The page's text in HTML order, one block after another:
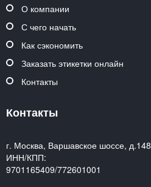
О компании
С чего начать
Как сэкономить
Заказать этикетки онлайн
Контакты
Контакты
г. Москва, Варшавское шоссе, д.148
ИНН/КПП:
9701165409/772601001